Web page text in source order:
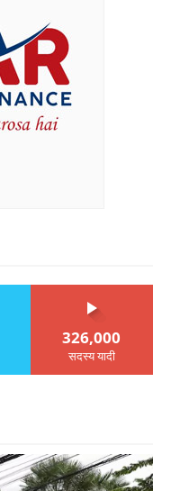
326,000
सदस्य यादी